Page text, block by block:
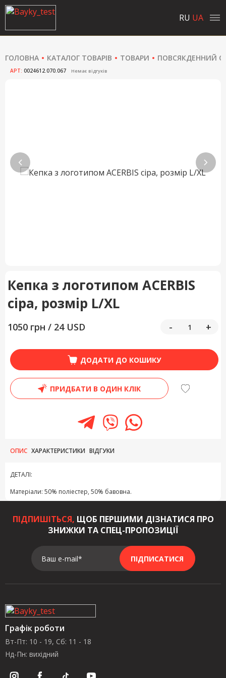
RU UA
ГОЛОВНА КАТАЛОГ ТОВАРІВ ТОВАРИ ПОВСЯКДЕННИЙ
АРТ: 0024612.070.067 Немає відгуків
Кепка з логотипом ACERBIS
сіра, розмір L/XL
1050 грн / 24 USD - +
ДОДАТИ ДО КОШИКУ
ПРИДБАТИ В ОДИН КЛІК
ОПИС ХАРАКТЕРИСТИКИ ВІДГУКИ
ДЕТАЛІ:
Матеріали: 50% поліестер, 50% бавовна.
ПІДПИШІТЬСЯ, ЩОБ ПЕРШИМИ ДІЗНАТИСЯ ПРО
ЗНИЖКИ ТА СПЕЦ-ПРОПОЗИЦІЇ
Ваш e-mail* ПІДПИСАТИСЯ
Графік роботи
Вт-Пт: 10 - 19, Сб: 11 - 18
Нд-Пн: вихідний